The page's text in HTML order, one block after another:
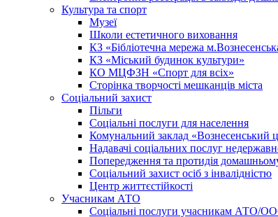
Культура та спорт
Музеї
Школи естетичного виховання
КЗ «Бібліотечна мережа
КЗ «Міський будинок культури»
КО МЦФЗН «Спорт для всіх»
Сторінка творчості мешканців міста
Соціальний захист
Пільги
Соціальні послуги для населення
Комунальний заклад «Вознесенський
Надавачі соціальних послуг
Попередження та протидія
Соціальний захист осіб з інвалідністю
Центр життєстійкості
Учасникам АТО
Соціальні послуги учасникам АТО/